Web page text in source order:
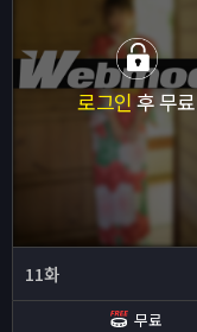
로그인후 무료
11화
무료